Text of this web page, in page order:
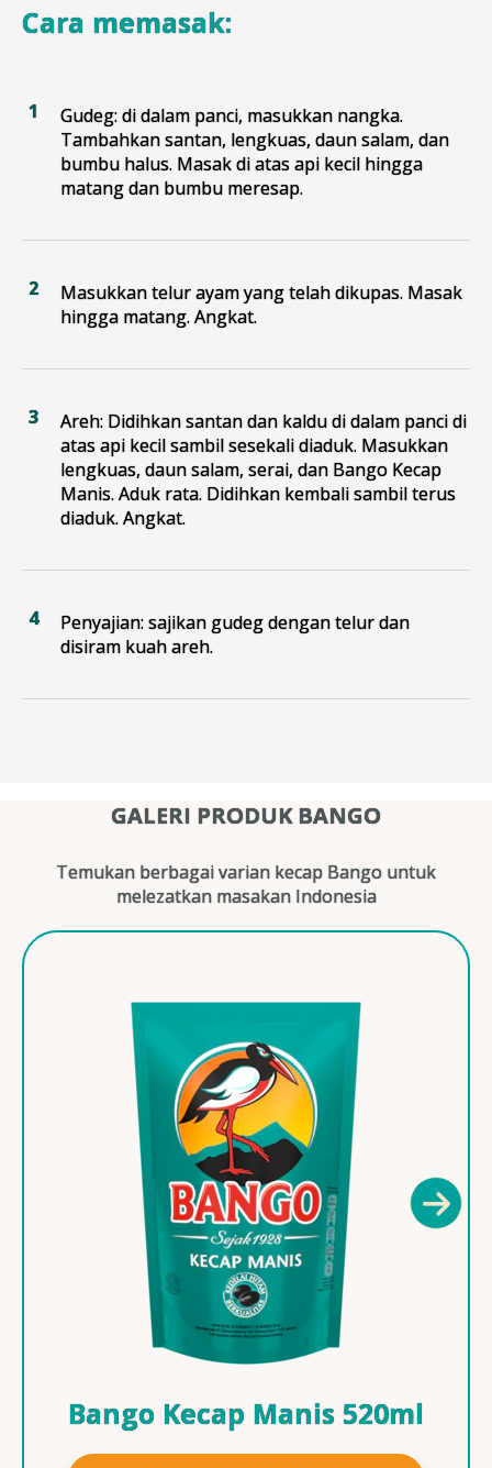
Cara memasak:
Gudeg: di dalam panci, masukkan nangka.
Tambahkan santan, lengkuas, daun salam, dan
bumbu halus. Masak di atas api kecil hingga
matang dan bumbu meresap.
Masukkan telur ayam yang telah dikupas. Masak
hingga matang. Angkat.
Areh: Didihkan santan dan kaldu di dalam panci di
atas api kecil sambil sesekali diaduk. Masukkan
lengkuas, daun salam, serai, dan Bango Kecap
Manis. Aduk rata. Didihkan kembali sambil terus
diaduk. Angkat.
Penyajian: sajikan gudeg dengan telur dan
disiram kuah areh.
GALERI PRODUK BANGO
Temukan berbagai varian kecap Bango untuk
melezatkan masakan Indonesia
Bango Kecap Manis 520ml